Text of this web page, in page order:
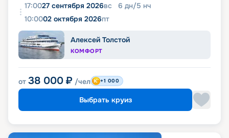
17:0027 сентября 2026вс 6 дн/5 нч
10:0002 октября 2026пт
Алексей Толстой
КОМФОРТ
от 38 000 ₽ /чел +1 000
Выбрать круиз